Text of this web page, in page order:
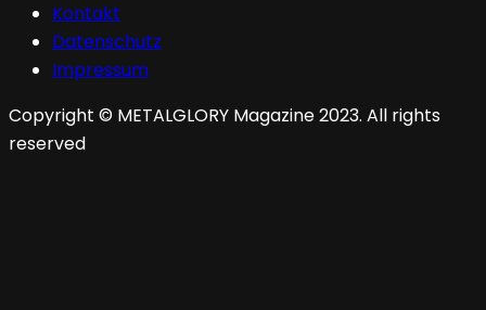
Kontakt
Datenschutz
Impressum
Copyright © METALGLORY Magazine 2023. All rights
reserved